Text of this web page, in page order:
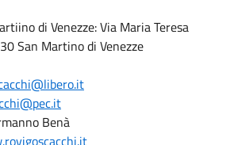
di Venezze: Via Maria Teresa
San Martino di Venezze
Benà